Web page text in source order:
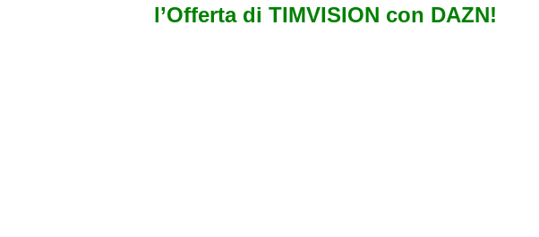
l’Offerta di TIMVISION con DAZN!